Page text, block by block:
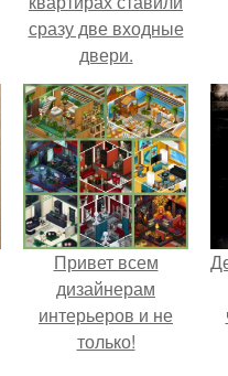
сразу две входные
двери.
Привет всем
дизайнерам
интерьеров и не
только!